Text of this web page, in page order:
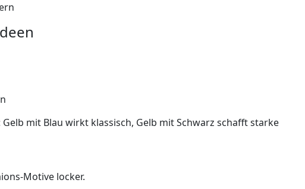
mit Blau wirkt klassisch, Gelb mit Schwarz schafft starke
Motive locker.